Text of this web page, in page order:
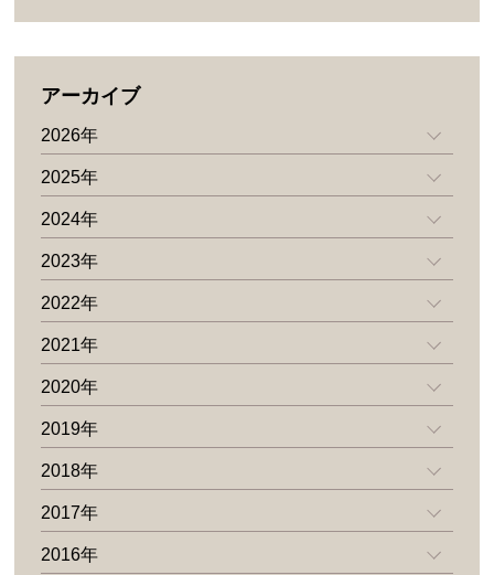
アーカイブ
2026年
2025年
2024年
2023年
2022年
2021年
2020年
2019年
2018年
2017年
2016年